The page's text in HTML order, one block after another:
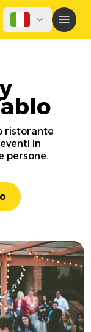
ristorante
in
persone.